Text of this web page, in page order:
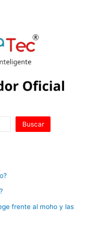
Buscar
frente al moho y las